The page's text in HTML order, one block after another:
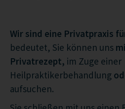
Wir sind eine Privatpraxis
bedeutet, Sie können uns
Privatrezept, im Zuge einer
Heilpraktikerbehandlung
aufsuchen.